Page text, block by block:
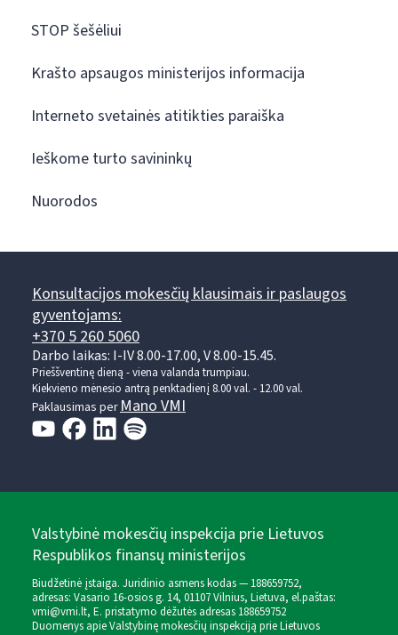
STOP šešėliui
Krašto apsaugos ministerijos informacija
Interneto svetainės atitikties paraiška
Ieškome turto savininkų
Nuorodos
Konsultacijos mokesčių klausimais ir paslaugos
gyventojams:
+370 5 260 5060
Darbo laikas: I-IV 8.00-17.00, V 8.00-15.45.
Prieššventinę dieną - viena valanda trumpiau.
Kiekvieno mėnesio antrą penktadienį 8.00 val. - 12.00 val.
Paklausimas perMano VMI
Valstybinė mokesčių inspekcija prie Lietuvos
Respublikos finansų ministerijos
Biudžetinė įstaiga. Juridinio asmens kodas — 188659752,
adresas: Vasario 16-osios g. 14, 01107 Vilnius, Lietuva, el.paštas:
vmi@vmi.lt, E. pristatymo dėžutės adresas 188659752
Duomenys apie Valstybinę mokesčių inspekciją prie Lietuvos